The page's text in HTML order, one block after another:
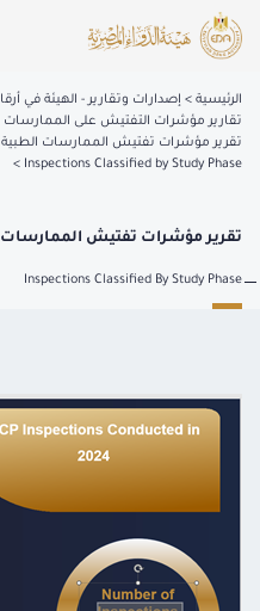
الرئيسية إصدارات وتقارير - الهيئة في
تقارير مؤشرات التفتيش على الممارسات
تقرير مؤشرات تفتيش الممارسات الطبية
Inspections Classified by Study Phase
تقرير مؤشرات تفتيش الممارسات
Inspections Classified By Study Phase